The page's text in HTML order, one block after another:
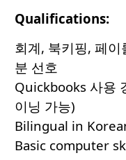
Qualifications:
회계, 북키핑, 페
분 선호
Quickbooks 사용
이닝 가능)
Bilingual in
Basic computer